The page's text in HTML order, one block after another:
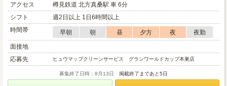
アクセス
樽見鉄道 北方真桑駅 車 6分
シフト
週2日以上 1日6時間以上
時間帯
早朝 朝 昼 夕方 夜
夜勤
面接地
応募先
ヒュウマップクリーンサービス グランワールドカップ本巣店
募集終了日時：8月13日 掲載終了まであと5日